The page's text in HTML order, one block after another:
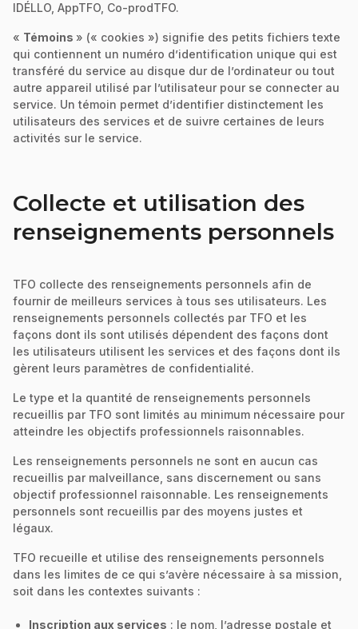
IDÉLLO, AppTFO, Co-prodTFO.
« Témoins » (« cookies ») signifie des petits fichiers texte
qui contiennent un numéro d’identification unique qui est
transféré du service au disque dur de l’ordinateur ou tout
autre appareil utilisé par l’utilisateur pour se connecter au
service. Un témoin permet d’identifier distinctement les
utilisateurs des services et de suivre certaines de leurs
activités sur le service.
Collecte et utilisation des
renseignements personnels
TFO collecte des renseignements personnels afin de
fournir de meilleurs services à tous ses utilisateurs. Les
renseignements personnels collectés par TFO et les
façons dont ils sont utilisés dépendent des façons dont
les utilisateurs utilisent les services et des façons dont ils
gèrent leurs paramètres de confidentialité.
Le type et la quantité de renseignements personnels
recueillis par TFO sont limités au minimum nécessaire pour
atteindre les objectifs professionnels raisonnables.
Les renseignements personnels ne sont en aucun cas
recueillis par malveillance, sans discernement ou sans
objectif professionnel raisonnable. Les renseignements
personnels sont recueillis par des moyens justes et
légaux.
TFO recueille et utilise des renseignements personnels
dans les limites de ce qui s’avère nécessaire à sa mission,
soit dans les contextes suivants :
Inscription aux services : le nom, l’adresse postale et